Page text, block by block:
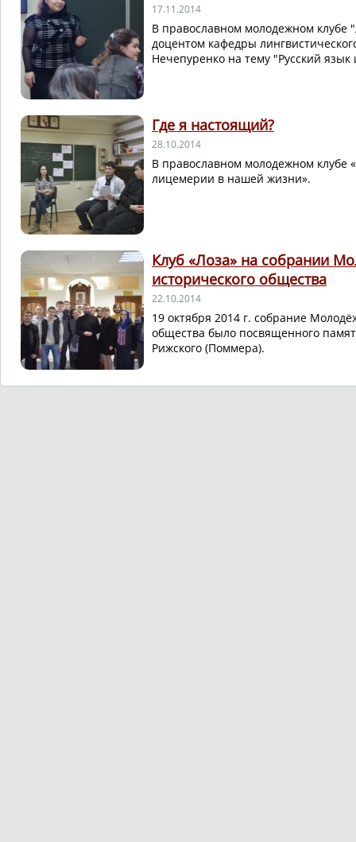
17.11.2014
В православном молодежном клубе
доцентом кафедры
Нечепуренко на тему "Русский язык
Где я настоящий?
28.10.2014
В православном молодежном клубе
лицемерии в нашей жизни».
Клуб «Лоза» на собрании
исторического общества
22.10.2014
19 октября 2014 г. собрание
общества было посвященного
Рижского (Поммера).